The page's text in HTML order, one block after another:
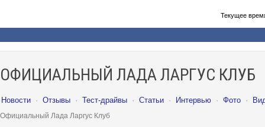
Текущее
ОФИЦИАЛЬНЫЙ ЛАДА ЛАРГУС КЛУБ
Новости · Отзывы · Тест-драйвы · Статьи · Интервью · Фото ·
Официальный Лада Ларгус Клуб